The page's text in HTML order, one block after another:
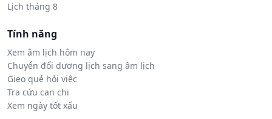
Lịch tháng 8
Tính năng
Xem âm lịch hôm nay
Chuyển đổi dương lịch sang âm lịch
Gieo quẻ hỏi việc
Tra cứu can chi
Xem ngày tốt xấu